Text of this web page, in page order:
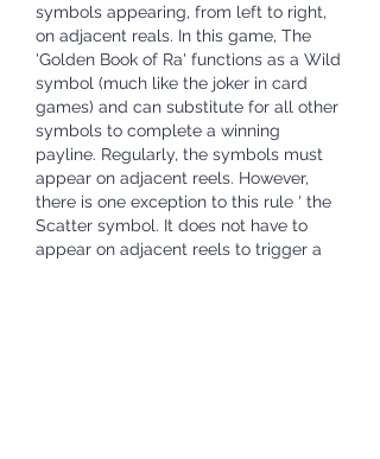
symbols appearing, from left to right,
on adjacent reals. In this game, The
'Golden Book of Ra' functions as a Wild
symbol (much like the joker in card
games) and can substitute for all other
symbols to complete a winning
payline. Regularly, the symbols must
appear on adjacent reels. However,
there is one exception to this rule ' the
Scatter symbol. It does not have to
appear on adjacent reels to trigger a